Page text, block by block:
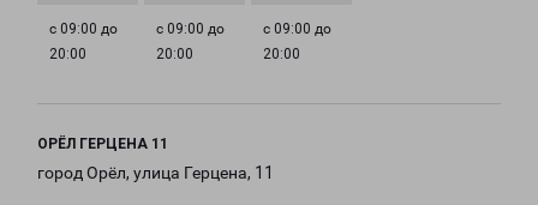
с 09:00 до
20:00
с 09:00 до
20:00
с 09:00 до
20:00
ОРЁЛ ГЕРЦЕНА 11
город Орёл, улица Герцена, 11